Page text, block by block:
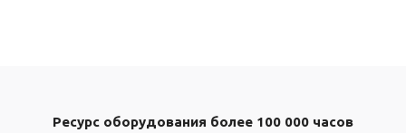
Ресурс оборудования более 100 000 часов